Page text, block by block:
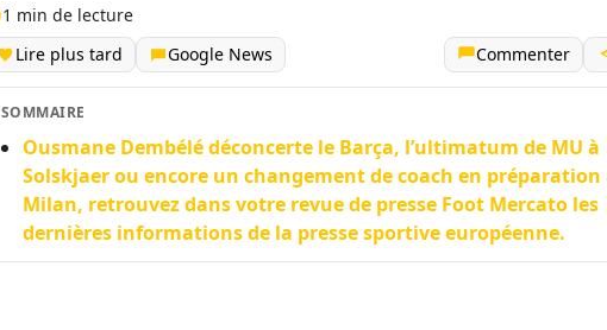
1 min de lecture
Lire plus tard
Google News Commenter
SOMMAIRE
Ousmane Dembélé déconcerte le Barça, l’ultimatum de MU à
Solskjaer ou encore un changement de coach en préparation
Milan, retrouvez dans votre revue de presse Foot Mercato les
dernières informations de la presse sportive européenne.